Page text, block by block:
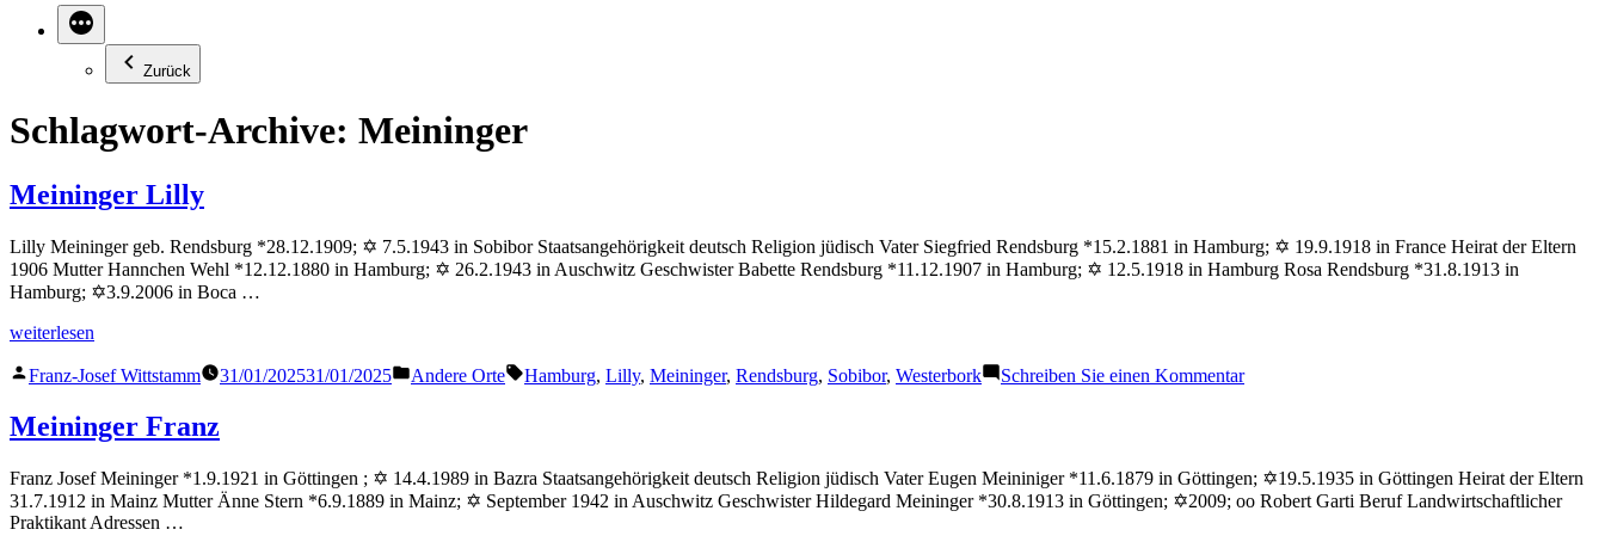
Zurück
Schlagwort-Archive: Meininger
Meininger Lilly
Lilly Meininger geb. Rendsburg *28.12.1909; ✡ 7.5.1943 in Sobibor Staatsangehörigkeit deutsch Religion jüdisch Vater Siegfried Rendsburg *15.2.1881 in Hamburg; ✡ 19.9.1918 in France Heirat der Eltern
1906 Mutter Hannchen Wehl *12.12.1880 in Hamburg; ✡ 26.2.1943 in Auschwitz Geschwister Babette Rendsburg *11.12.1907 in Hamburg; ✡ 12.5.1918 in Hamburg Rosa Rendsburg *31.8.1913 in
Hamburg; ✡3.9.2006 in Boca …
„Meininger
weiterlesen
Veröffentlicht
Franz-Josef Wittstamm 31/01/202531/01/2025
Veröffentlicht
Andere Orte Schlagwörter:
Hamburg, Lilly, Meininger, Rendsburg, Sobibor, Westerbork Schreiben Sie einen Kommentarzu
Meininger Franz
Franz Josef Meininger *1.9.1921 in Göttingen ; ✡ 14.4.1989 in Bazra Staatsangehörigkeit deutsch Religion jüdisch Vater Eugen Meininiger *11.6.1879 in Göttingen; ✡19.5.1935 in Göttingen Heirat der Eltern
31.7.1912 in Mainz Mutter Änne Stern *6.9.1889 in Mainz; ✡ September 1942 in Auschwitz Geschwister Hildegard Meininger *30.8.1913 in Göttingen; ✡2009; oo Robert Garti Beruf Landwirtschaftlicher
Praktikant Adressen …